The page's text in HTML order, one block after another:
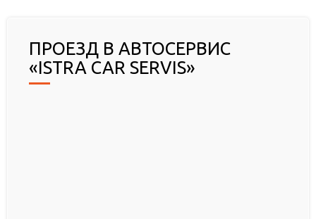
ПРОЕЗД В АВТОСЕРВИС
«ISTRA CAR SERVIS»